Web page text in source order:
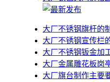
大厂不锈钢旗杆的
大厂不锈钢宣传栏
大厂不锈钢钣金加
大厂金属雕花板岗
大厂旗台制作主要